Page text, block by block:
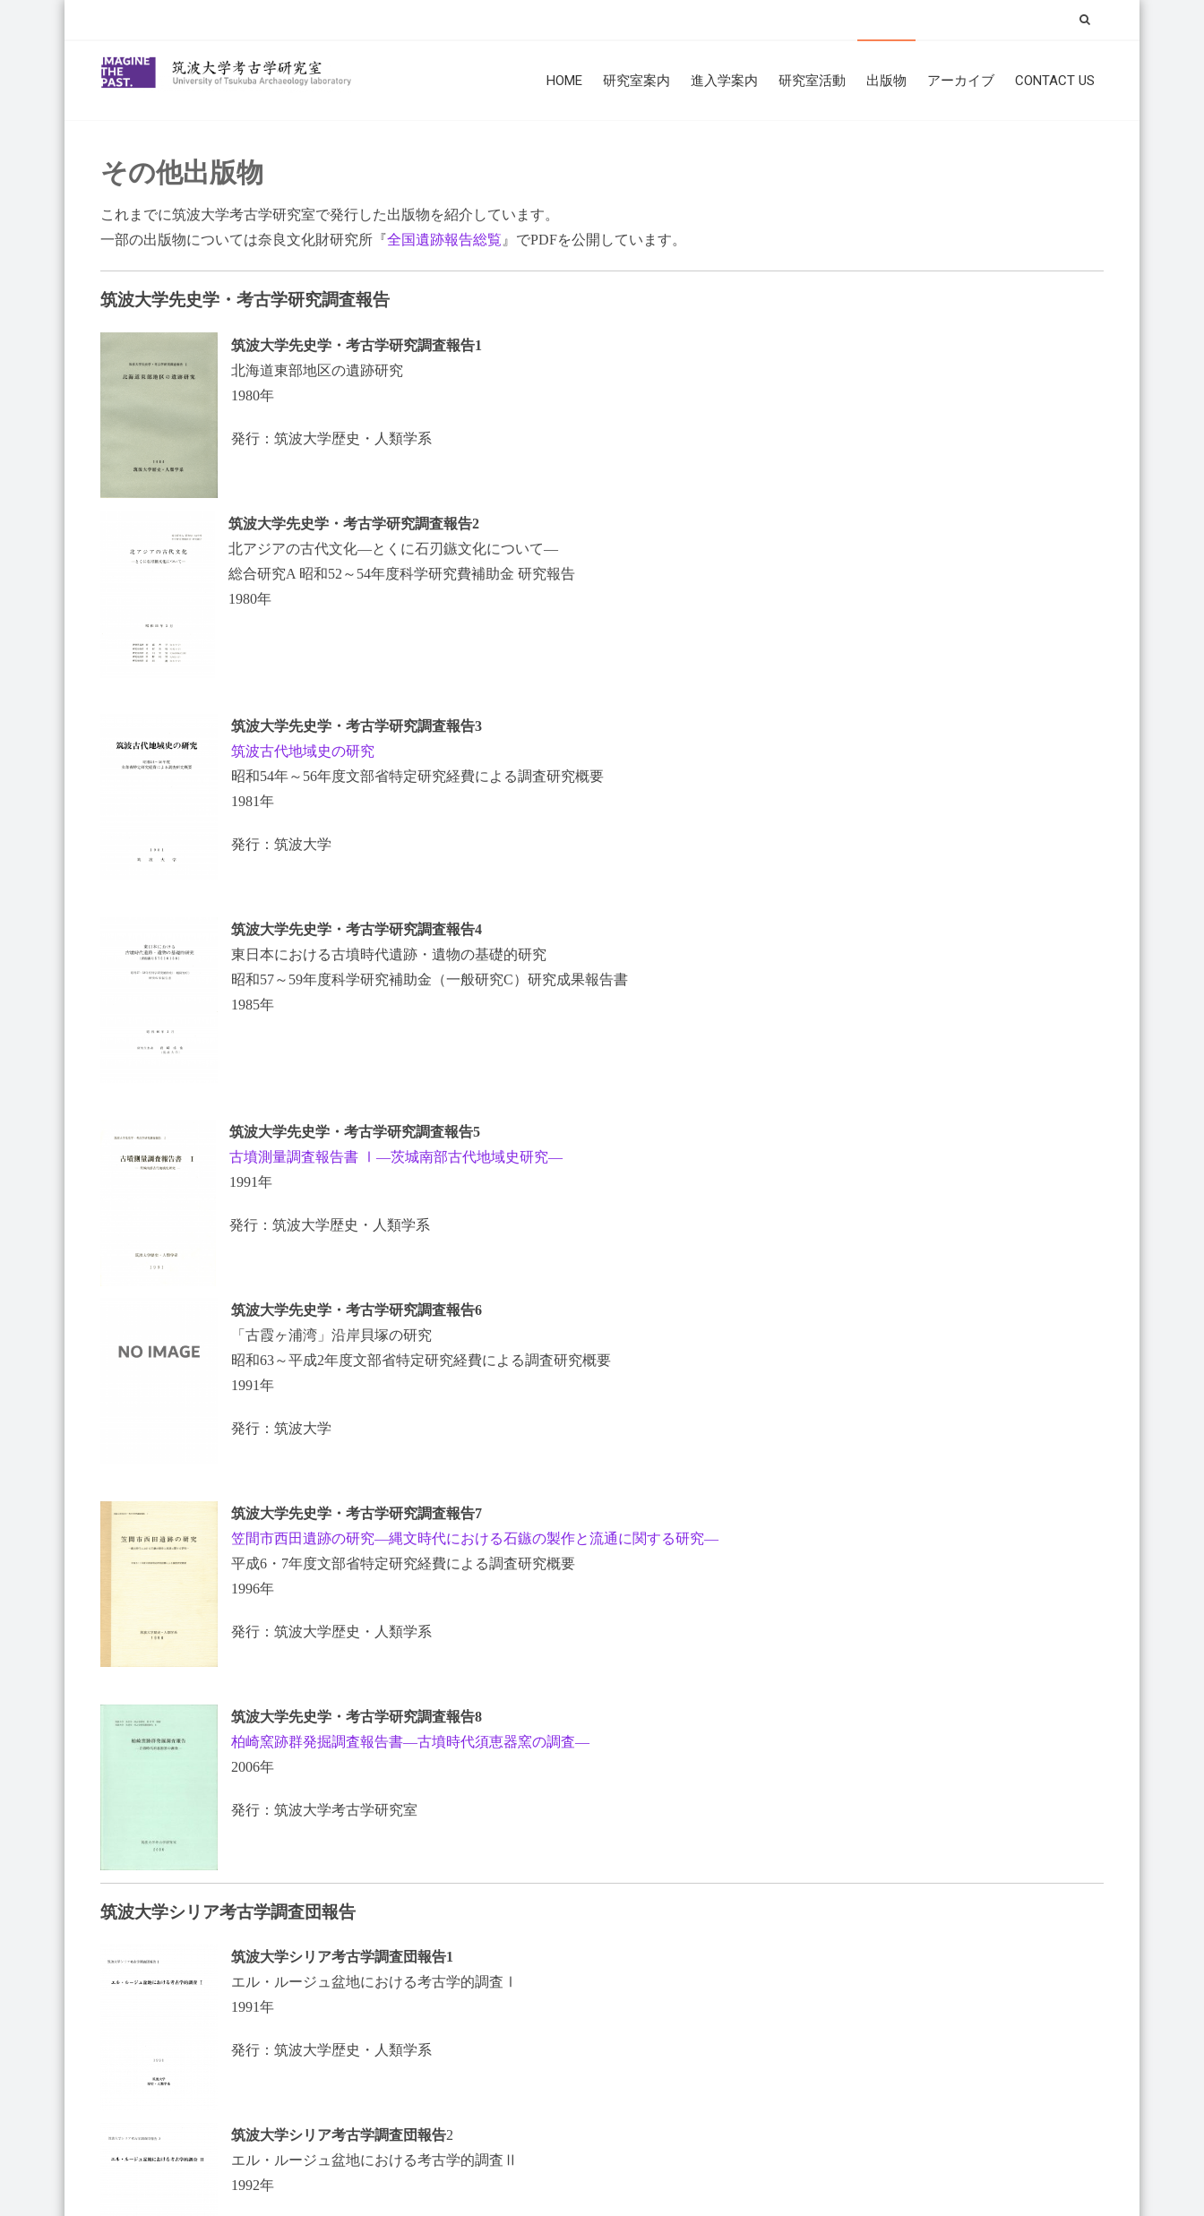
HOME 研究室案内 進入学案内 研究室活動 出版物 アーカイブ CONTACT US
その他出版物
これまでに筑波大学考古学研究室で発行した出版物を紹介しています。
一部の出版物については奈良文化財研究所『全国遺跡報告総覧 』でPDFを公開しています。
筑波大学先史学・考古学研究調査報告
筑波大学先史学・考古学研究調査報告1
北海道東部地区の遺跡研究
1980年
発行：筑波大学歴史・人類学系
筑波大学先史学・考古学研究調査報告2
北アジアの古代文化―とくに石刃鏃文化について―
総合研究A 昭和52～54年度科学研究費補助金 研究報告
1980年
筑波大学先史学・考古学研究調査報告3
筑波古代地域史の研究
昭和54年～56年度文部省特定研究経費による調査研究概要
1981年
発行：筑波大学
筑波大学先史学・考古学研究調査報告4
東日本における古墳時代遺跡・遺物の基礎的研究
昭和57～59年度科学研究補助金（一般研究C）研究成果報告書
1985年
筑波大学先史学・考古学研究調査報告5
古墳測量調査報告書 Ⅰ―茨城南部古代地域史研究―
1991年
発行：筑波大学歴史・人類学系
筑波大学先史学・考古学研究調査報告6
「古霞ヶ浦湾」沿岸貝塚の研究
昭和63～平成2年度文部省特定研究経費による調査研究概要
1991年
発行：筑波大学
筑波大学先史学・考古学研究調査報告7
笠間市西田遺跡の研究―縄文時代における石鏃の製作と流通に関する研究―
平成6・7年度文部省特定研究経費による調査研究概要
1996年
発行：筑波大学歴史・人類学系
筑波大学先史学・考古学研究調査報告8
柏崎窯跡群発掘調査報告書―古墳時代須恵器窯の調査―
2006年
発行：筑波大学考古学研究室
筑波大学シリア考古学調査団報告
筑波大学シリア考古学調査団報告1
エル・ルージュ盆地における考古学的調査Ⅰ
1991年
発行：筑波大学歴史・人類学系
筑波大学シリア考古学調査団報告2
エル・ルージュ盆地における考古学的調査Ⅱ
1992年